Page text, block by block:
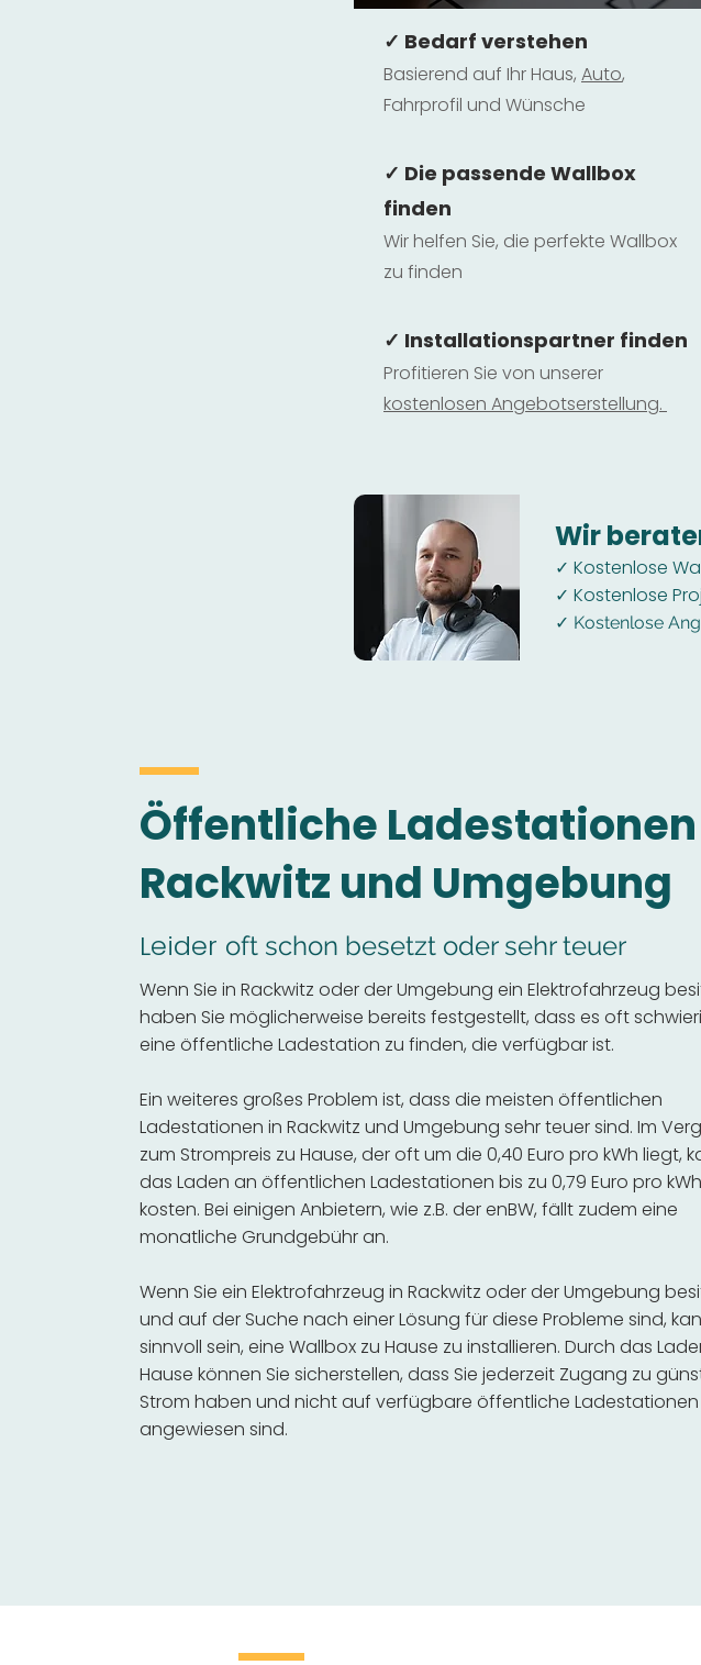
✓ Bedarf verstehen
Basierend auf Ihr Haus, Auto,
Fahrprofil und Wünsche
✓ Die passende Wallbox
finden
Wir helfen Sie, die perfekte Wallbox
zu finden
✓ Installationspartner finden
Profitieren Sie von unserer
kostenlosen Angebotserstellung.
Wir
✓ Kostenlose
✓ Kostenlose
✓ Kostenlose
Öffentliche
Rackwitz und Umgebung
Leider oft schon besetzt oder sehr teuer
Wenn Sie in Rackwitz oder der Umgebung ein Elektrofahrzeug
haben Sie möglicherweise bereits festgestellt, dass es oft
eine öffentliche Ladestation zu finden, die verfügbar ist.
Ein weiteres großes Problem ist, dass die meisten öffentlichen
Ladestationen in Rackwitz und Umgebung sehr teuer sind. Im
zum Strompreis zu Hause, der oft um die 0,40 Euro pro kWh liegt,
das Laden an öffentlichen Ladestationen bis zu 0,79 Euro pro kWh
kosten. Bei einigen Anbietern, wie z.B. der enBW, fällt zudem eine
monatliche Grundgebühr an.
Wenn Sie ein Elektrofahrzeug in Rackwitz oder der Umgebung
und auf der Suche nach einer Lösung für diese Probleme sind,
sinnvoll sein, eine Wallbox zu Hause zu installieren. Durch das
Hause können Sie sicherstellen, dass Sie jederzeit Zugang zu
Strom haben und nicht auf verfügbare öffentliche Ladestationen
angewiesen sind.